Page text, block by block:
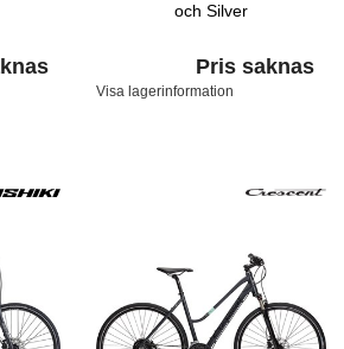
och Silver
Pris saknas
Visa lagerinformation